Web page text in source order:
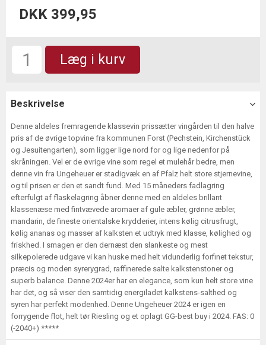
DKK 399,95
Læg i kurv
Beskrivelse
Denne aldeles fremragende klassevin prissætter vingården til den halve
pris af de øvrige topvine fra kommunen Forst (Pechstein, Kirchenstück
og Jesuitengarten), som ligger lige nord for og lige nedenfor på
skråningen. Vel er de øvrige vine som regel et mulehår bedre, men
denne vin fra Ungeheuer er stadigvæk en af Pfalz helt store stjernevine,
og til prisen er den et sandt fund. Med 15 måneders fadlagring
efterfulgt af flaskelagring åbner denne med en aldeles brillant
klassenæse med fintvævede aromaer af gule æbler, grønne æbler,
mandarin, de fineste orientalske krydderier, intens kølig citrusfrugt,
kølig ananas og masser af kalksten et udtryk med klasse, kølighed og
friskhed. I smagen er den dernæst den slankeste og mest
silkepolerede udgave vi kan huske med helt vidunderlig forfinet tekstur,
præcis og moden syrerygrad, raffinerede salte kalkstenstoner og
superb balance. Denne 2024er har en elegance, som kun helt store vine
har det, og så viser den samtidig energiladet kalkstens-salthed og
syren har perfekt modenhed. Denne Ungeheuer 2024 er igen en
forrygende flot, helt tør Riesling og et oplagt GG-best buy i 2024. FAS: 0
(-2040+) *****